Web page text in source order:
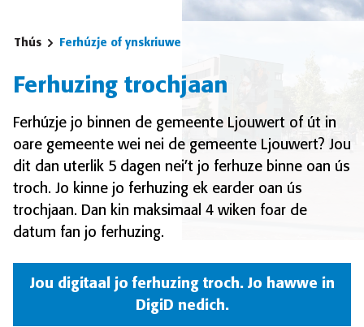
Thús Ferhúzje of ynskriuwe
Ferhuzing trochjaan
Ferhúzje jo binnen de gemeente Ljouwert of út in
oare gemeente wei nei de gemeente Ljouwert? Jou
dit dan uterlik 5 dagen nei’t jo ferhuze binne oan ús
troch. Jo kinne jo ferhuzing ek earder oan ús
trochjaan. Dan kin maksimaal 4 wiken foar de
datum fan jo ferhuzing.
Jou digitaal jo ferhuzing troch. Jo hawwe in
DigiD nedich.